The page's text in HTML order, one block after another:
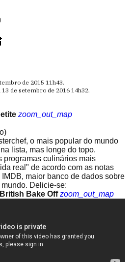
de 2015 11h43.
13 de setembro de 2016 14h32.
zoom_out_map
o mais popular do mundo
lista, mas longe do topo.
programas culinários mais
real" de acordo com as notas
maior banco de dados sobre
Delicie-se:
Bake Off zoom_out_map